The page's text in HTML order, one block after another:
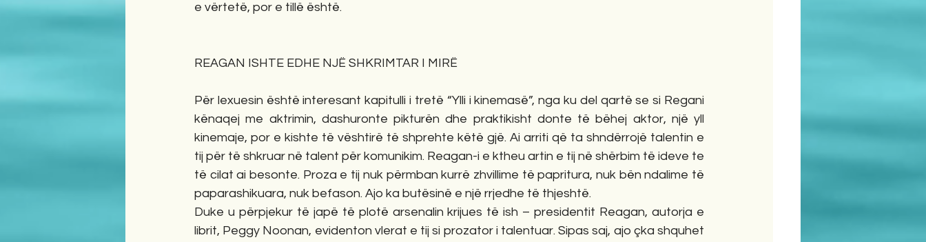
e vërtetë, por e tillë është.
REAGAN ISHTE EDHE NJË SHKRIMTAR I MIRË
Për lexuesin është interesant kapitulli i tretë “Ylli i kinemasë”, nga ku del qartë se si Regani
kënaqej me aktrimin, dashuronte pikturën dhe praktikisht donte të bëhej aktor, një yll
kinemaje, por e kishte të vështirë të shprehte këtë gjë. Ai arriti që ta shndërrojë talentin e
tij për të shkruar në talent për komunikim. Reagan-i e ktheu artin e tij në shërbim të ideve te
të cilat ai besonte. Proza e tij nuk përmban kurrë zhvillime të papritura, nuk bën ndalime të
paparashikuara, nuk befason. Ajo ka butësinë e një rrjedhe të thjeshtë.
Duke u përpjekur të japë të plotë arsenalin krijues të ish – presidentit Reagan, autorja e
librit, Peggy Noonan, evidenton vlerat e tij si prozator i talentuar. Sipas saj, ajo çka shquhet